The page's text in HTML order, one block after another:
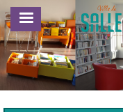
Aller
au
contenu
principal
MENU